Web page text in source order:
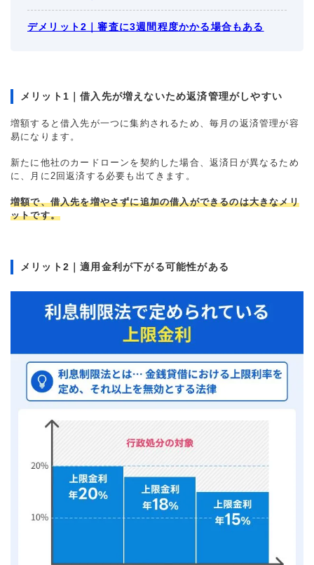
デメリット2｜審査に3週間程度かかる場合もある
メリット1｜借入先が増えないため返済管理がしやすい
増額すると借入先が一つに集約されるため、毎月の返済管理が容
易になります。
新たに他社のカードローンを契約した場合、返済日が異なるため
に、月に2回返済する必要も出てきます。
増額で、借入先を増やさずに追加の借入ができるのは大きなメリ
ットです。
メリット2｜適用金利が下がる可能性がある